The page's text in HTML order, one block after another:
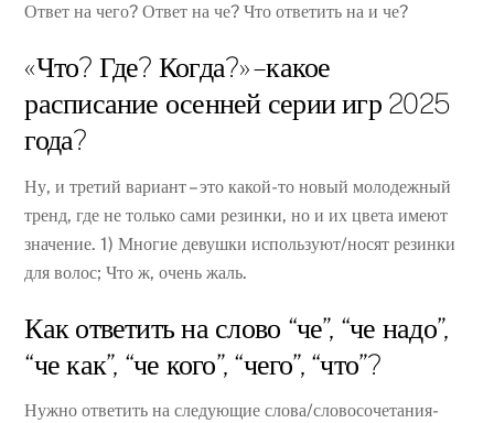
Ответ на чего? Ответ на че? Что ответить на и че?
«Что? Где? Когда?» – какое
расписание осенней серии игр 2025
года?
Ну, и третий вариант – это какой-то новый молодежный
тренд, где не только сами резинки, но и их цвета имеют
значение. 1) Многие девушки используют/носят резинки
для волос; Что ж, очень жаль.
Как ответить на слово “че”, “че надо”,
“че как”, “че кого”, “чего”, “что”?
Нужно ответить на следующие слова/словосочетания-